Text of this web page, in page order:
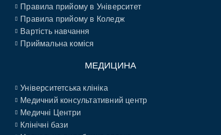
Правила прийому в Університет
Правила прийому в Коледж
Вартість навчання
Приймальна коміся
МЕДИЦИНА
Університетська клініка
Медичний консультативний центр
Медичні Центри
Клінічні бази